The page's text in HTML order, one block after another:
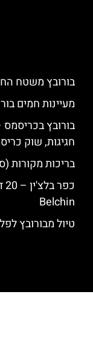
בורובץ משטח
מעיינות חמים
בורובץ
חגיגות, שוק
בריכות מקורות
Belchin
טיול מבורובץ